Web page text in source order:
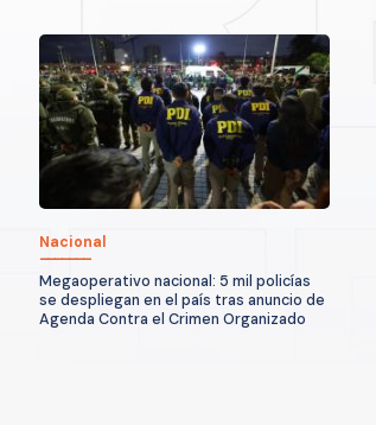
Nacional
Megaoperativo nacional: 5 mil policías
se despliegan en el país tras anuncio de
Agenda Contra el Crimen Organizado